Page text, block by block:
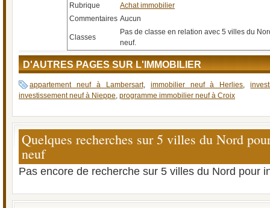
Rubrique
Achat immobilier
Commentaires Aucun
Classes
Pas de classe en relation avec 5 villes du
neuf.
D'AUTRES PAGES SUR L'IMMOBILIER
appartement neuf à Lambersart, immobilier neuf à Herlies ,
investissement neuf à Nieppe programme immobilier neuf à Croix
Quelques recherches sur 5 villes du Nord
neuf
Pas encore de recherche sur 5 villes du Nord pour